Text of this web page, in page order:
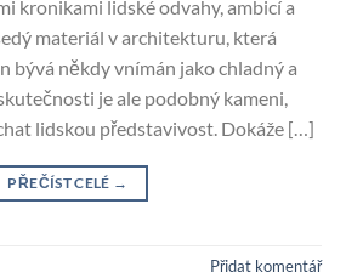
kronikami lidské odvahy, ambicí a
materiál v architekturu, která
bývá někdy vnímán jako chladný a
je ale podobný kameni,
lidskou představivost. Dokáže […]
PŘEČÍST CELÉ →
Přidat komentář